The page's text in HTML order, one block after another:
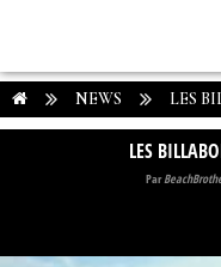
NEWS LES
LES
Par